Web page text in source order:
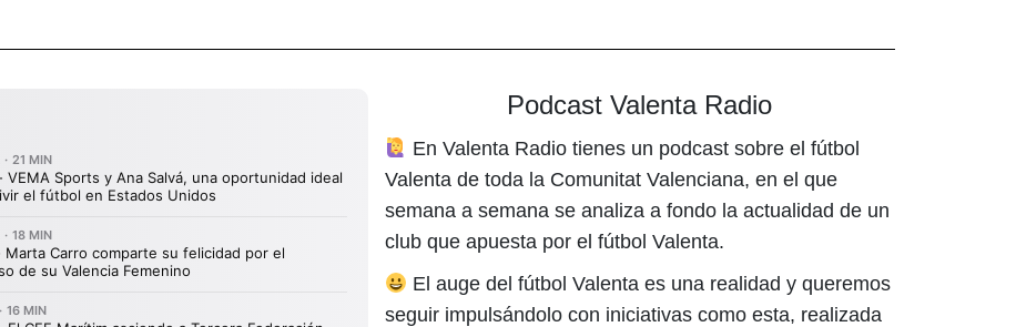
Podcast Valenta Radio
En Valenta Radio tienes un podcast sobre el fútbol
Valenta de toda la Comunitat Valenciana, en el que
semana a semana se analiza a fondo la actualidad de un
club que apuesta por el fútbol Valenta.
El auge del fútbol Valenta es una realidad y queremos
seguir impulsándolo con iniciativas como esta, realizada